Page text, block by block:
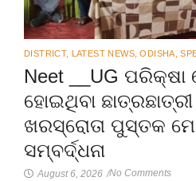
DISTRICT, LATEST NEWS ODISHA
Neet __UG ପରିକ୍ଷା
ହୋଇଥିବା
ଖରସ୍ରୋତା ପୁସ୍ତକ
ସମ୍ବର୍ଦ୍ଧନା
August 6, 2026 /No Comments